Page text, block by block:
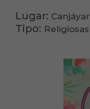
Lugar: Canjáyar
Tipo: Religiosas